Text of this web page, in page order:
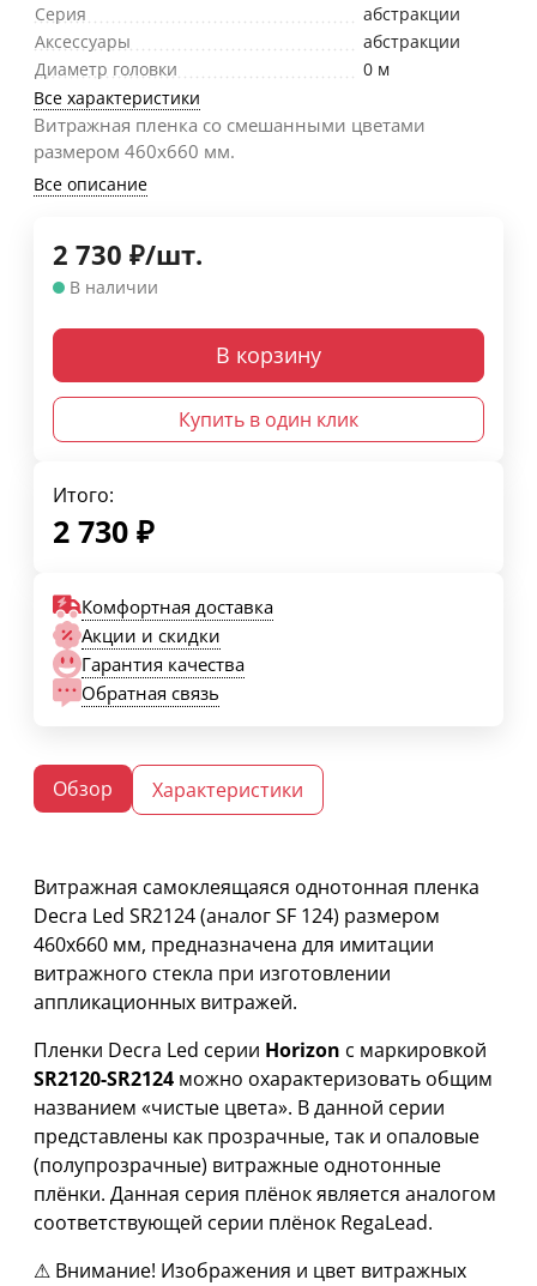
Серия
абстракции
Аксессуары
абстракции
Диаметр головки
0 м
Все характеристики
Витражная пленка со смешанными цветами
размером 460х660 мм.
Все описание
2 730 ₽/шт.
В наличии
В корзину
Купить в один клик
Итого:
2 730 ₽
Комфортная доставка
Акции и скидки
Гарантия качества
Обратная связь
Обзор Характеристики
Витражная самоклеящаяся однотонная пленка
Decra Led SR2124 (аналог SF 124) размером
460х660 мм, предназначена для имитации
витражного стекла при изготовлении
аппликационных витражей.
Пленки Decra Led серии Horizon с маркировкой
SR2120-SR2124 можно охарактеризовать общим
названием «чистые цвета». В данной серии
представлены как прозрачные, так и опаловые
(полупрозрачные) витражные однотонные
плёнки. Данная серия плёнок является аналогом
соответствующей серии плёнок RegaLead.
⚠ Внимание! Изображения и цвет витражных